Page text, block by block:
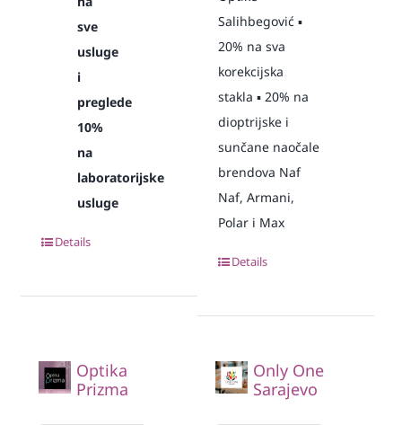
sve
usluge
i
preglede
10%
na
laboratorijske
usluge
Details
Salihbegović ▪️
20% na sva
korekcijska
stakla ▪️ 20% na
dioptrijske i
sunčane naočale
brendova Naf
Naf, Armani,
Polar i Max
Details
Optika
Prizma
Only One
Sarajevo